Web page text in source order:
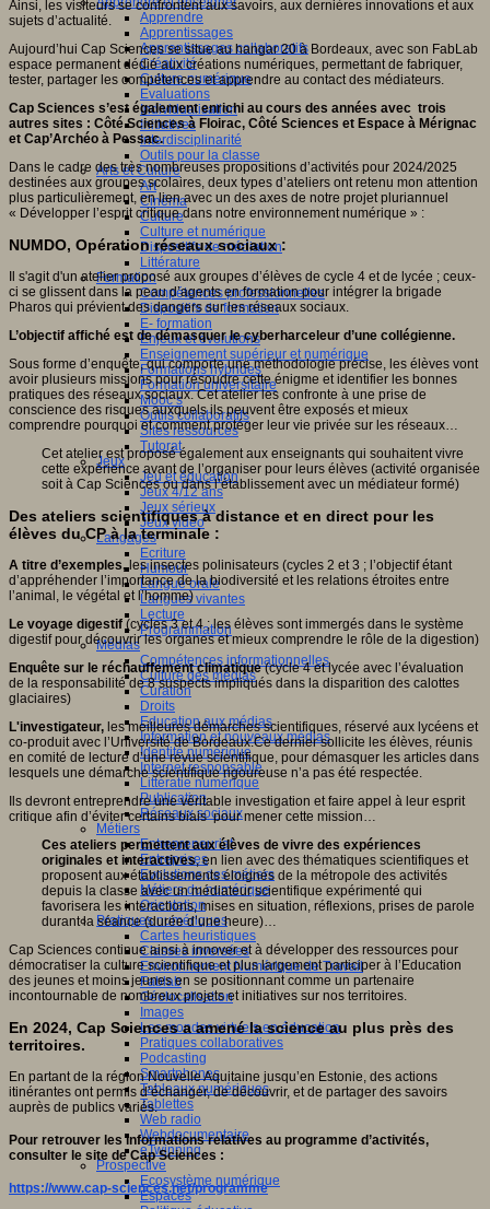
Apprendre
Apprentissages
Apprentissages collaboratifs
Créativité
Culture numérique
Evaluations
Individualisation
Initiatives
Interdisciplinarité
Outils pour la classe
Arts et Culture
Art
Cinéma
Culture
Culture et numérique
Dispositifs de médiation
Littérature
Formation
Compétences professionnelles
Dispositifs de formation
E- formation
Enjeux et évolutions
Enseignement supérieur et numérique
Formations hybrides
Formation universitaire
Mooc’s
Outils collaboratifs
Sites ressources
Tutorat
Jeux
Jeu et éducation
Jeux 4/12 ans
Jeux sérieux
Jeux vidéo
Langages
Ecriture
Humour
Langue orale
Langues vivantes
Lecture
Programmation
Médias
Compétences informationnelles
Culture des médias
Curation
Droits
Education aux médias
Information et nouveaux médias
Identité numérique
Internet responsable
Littératie numérique
Publication
Réseaux sociaux
Métiers
Entrepreneuriat
Entreprises
Evolutions des métiers
Métiers du numérique
Orientation
Pratiques numériques
Cartes heuristiques
Classes inversées
Environnement Numérique de Travail
Fablab
Géolocalisation
Images
Les mondes virtuels en éducation
Pratiques collaboratives
Podcasting
Smartphones
Tableaux numériques
Tablettes
Web radio
Webdocumentaire
eTwinning
Prospective
Ecosystème numérique
Espaces
Ainsi, les visiteurs se confrontent aux savoirs, aux dernières innovations et aux
sujets d’actualité.
Aujourd’hui Cap Sciences se situe au hangar 20 à Bordeaux, avec son FabLab
espace permanent dédié aux créations numériques, permettant de fabriquer,
tester, partager les compétences et apprendre au contact des médiateurs.
Cap Sciences s’est également enrichi au cours des années avec trois
autres sites : Côté Sciences à Floirac, Côté Sciences et Espace à Mérignac
et Cap’Archéo à Pessac.
Dans le cadre des très nombreuses propositions d’activités pour 2024/2025
destinées aux groupes scolaires, deux types d’ateliers ont retenu mon attention
plus particulièrement, en lien avec un des axes de notre projet pluriannuel
« Développer l’esprit critique dans notre environnement numérique » :
NUMDO, Opération réseaux sociaux :
Il s'agit d'un atelier proposé aux groupes d’élèves de cycle 4 et de lycée ; ceux-
ci se glissent dans la peau d’agents en formation pour intégrer la brigade
Pharos qui prévient des dangers sur les réseaux sociaux.
L’objectif affiché est de démasquer le cyberharceleur d’une collégienne.
Sous forme d’enquête, qui comporte une méthodologie précise, les élèves vont
avoir plusieurs missions pour résoudre cette énigme et identifier les bonnes
pratiques des réseaux sociaux. Cet atelier les confronte à une prise de
conscience des risques auxquels ils peuvent être exposés et mieux
comprendre pourquoi et comment protéger leur vie privée sur les réseaux…
Cet atelier est proposé également aux enseignants qui souhaitent vivre
cette expérience avant de l’organiser pour leurs élèves (activité organisée
soit à Cap Sciences ou dans l’établissement avec un médiateur formé)
Des ateliers scientifiques à distance et en direct pour les
élèves du CP à la terminale :
A titre d’exemples,les insectes polinisateurs (cycles 2 et 3 ; l’objectif étant
d’appréhender l’importance de la biodiversité et les relations étroites entre
l’animal, le végétal et l’homme)
Le voyage digestif (cycles 3 et 4 ; les élèves sont immergés dans le système
digestif pour découvrir les organes et mieux comprendre le rôle de la digestion)
Enquête sur le réchauffement climatique(cycle 4 et lycée avec l’évaluation
de la responsabilité de 8 suspects impliqués dans la disparition des calottes
glaciaires)
L'investigateur, les meilleures démarches scientifiques, réservé aux lycéens et
co-produit avec l’Université de Bordeaux.Ce dernier sollicite les élèves, réunis
en comité de lecture d’une revue scientifique, pour démasquer les articles dans
lesquels une démarche scientifique rigoureuse n’a pas été respectée.
Ils devront entreprendre une véritable investigation et faire appel à leur esprit
critique afin d’éviter certains biais pour mener cette mission…
Ces ateliers permettent aux élèves de vivre des expériences
originales et interactives, en lien avec des thématiques scientifiques et
proposent aux établissements éloignés de la métropole des activités
depuis la classe avec un médiateur scientifique expérimenté qui
favorisera les interactions, mises en situation, réflexions, prises de parole
durant la séance (durée d’une heure)…
Cap Sciences continue ainsi à innover et à développer des ressources pour
démocratiser la culture scientifique et plus largement participer à l’Education
des jeunes et moins jeunes en se positionnant comme un partenaire
incontournable de nombreux projets et initiatives sur nos territoires.
En 2024, Cap Sciences a amené la science au plus près des
territoires.
En partant de la région Nouvelle Aquitaine jusqu’en Estonie, des actions
itinérantes ont permis d’échanger, de découvrir, et de partager des savoirs
auprès de publics variés.
Pour retrouver les informations relatives au programme d’activités,
consulter le site de Cap Sciences :
https://www.cap-sciences.net/programme